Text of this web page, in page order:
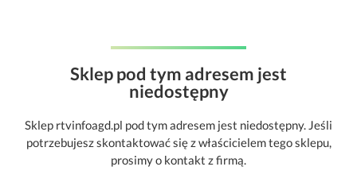
Sklep pod tym adresem jest
niedostępny
Sklep rtvinfoagd.pl pod tym adresem jest niedostępny. Jeśli
potrzebujesz skontaktować się z właścicielem tego sklepu,
prosimy o kontakt z firmą.